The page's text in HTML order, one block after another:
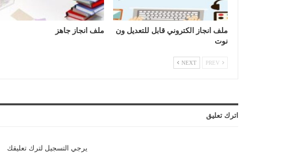
ملف انجاز الكتروني قابل للتعديل ون
نوت
ملف انجاز جاهز
NEXT
اترك تعليق
يرجي التسجيل لترك تعليقك